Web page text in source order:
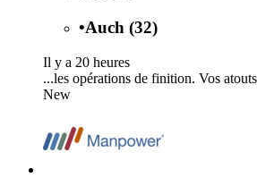
•Auch (32)
Il y a 20 heures
...les opérations de finition. Vos
New